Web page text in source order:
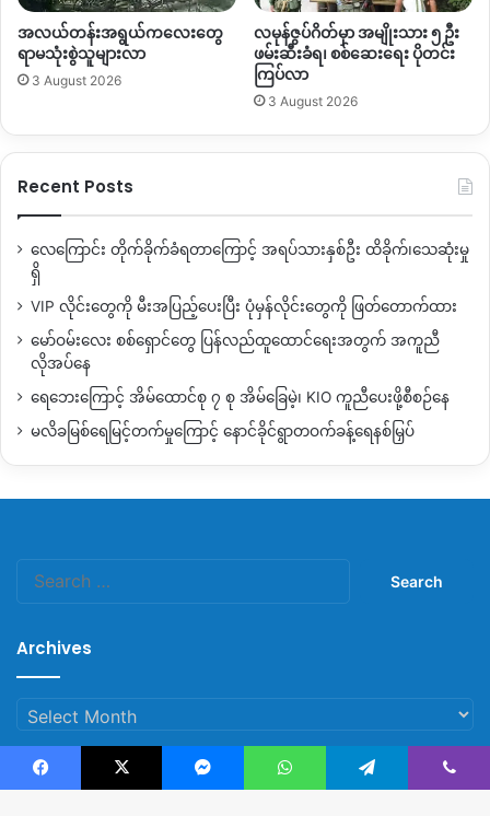
တွေ သွားခွင့်ပေးလိုက်တဲ့ ကယ်ရီနဲ့တင်တဲ့ ကုန်ပစ္စည်းတွေပဲရနေ
တယ်။ ကျနော်သိရသလောက်က ကားတွေက လုံးဝ ဝင်ခွင့်မရတဲ့
အနေအထားပါ။ သိရသလောက်က အခုကယ်ရီဆွဲနေတဲ့ သူတွေက
လည်း ရှမ်းနီ
တပ်တွေနဲ့ နီးစပ်တဲ့ သူတွေလောက်ပဲ လုပ်နေကြ
မယ်။ တစ်ချို့ကားသမားတွေဆိုရင် ကားပြေးဆွဲတာတွေကို ရပ်နား
ထားတယ်” လို့ပြောပါတယ်။
ကယ်ရီနဲ့သာ သယ်ယူခွင့်ပြုထားတာကြောင့် ကုန်စည်ပြတ်တောက်
နေပြီး ဆန်နဲ့ အသား၊ ငါးတွေ တစ်သိန်း သုံးသောင်းဝန်းကျင်အထိ
ကုန်စျေးနှုန်းမြင့်တက်နေတာဖြစ်ပါတယ်။
ဆိုင်ကယ်ကယ်ရီနဲ့ သယ်ယူရောင်းချခွင့်ရရှိနေတဲ့သူတွေကလည်း
ရှမ်းနီSNAနဲ့ နီးစပ် သူတွေကသာ ဖြစ်တယ်လို့ သတင်း
အရင်းအမြစ်တွေပြောပါတယ်။
မိုင်း ကားလမ်းပိုင်းကိုလည်း စစ်ကောင်စီတပ်နဲ့ ကချင်လွတ်လပ်ရေး
လာပြီဖြစ်ပါတယ်။
တပ်မတော်
ညီနောင်၊ ပျားအုံး၊ ကပ်မှော် နဲ့ နန့်တိန့်ကျေးရွာအထိ လမ်းပိုင်း
ပြန်လည်ဖွင့်ပေးလိုက်ပြီဖြစ်ပါတယ်။
ဒါပေမယ့် ကားမိုင်း
မအူပင် နဲ့ နန့်တိန့်ကျေးရွာအထက်ပိုင်း ဖား
အလယ်တန်းအရွယ်ကလေးတွေ
ရာမသုံးစွဲသူများလာ
3 August 2026
လမုန်ဇွပ်ဂိတ်မှာ အမျိုးသား ၅ ဦး
ဖမ်းဆီးခံရ၊ စစ်ဆေးရေး ပိုတင်း
ကြပ်လာ
3 August 2026
Recent Posts
လေကြောင်း တိုက်ခိုက်ခံရတာကြောင့် အရပ်သားနှစ်ဦး ထိခိုက်၊သေဆုံးမှု
ရှိ
VIP လိုင်းတွေကို မီးအပြည့်ပေးပြီး ပုံမှန်လိုင်းတွေကို ဖြတ်တောက်ထား
မော်ဝမ်းလေး စစ်ရှောင်တွေ ပြန်လည်ထူထောင်ရေးအတွက် အကူညီ
လိုအပ်နေ
ရေဘေးကြောင့် အိမ်ထောင်စု ၇ စု အိမ်ခြေမဲ့၊ KIO ကူညီပေးဖို့စီစဉ်နေ
မလိခမြစ်ရေမြင့်တက်မှုကြောင့် နောင်ခိုင်ရွာတဝက်ခန့်ရေနစ်မြှပ်
Archives
Archives
Facebook X Messenger WhatsApp Telegram Viber